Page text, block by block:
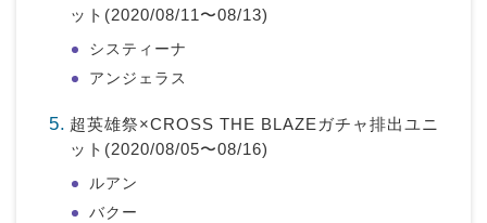
ット(2020/08/11〜08/13)
システィーナ
アンジェラス
超英雄祭×CROSS THE BLAZEガチャ排出ユニ
ット(2020/08/05〜08/16)
ルアン
バクー